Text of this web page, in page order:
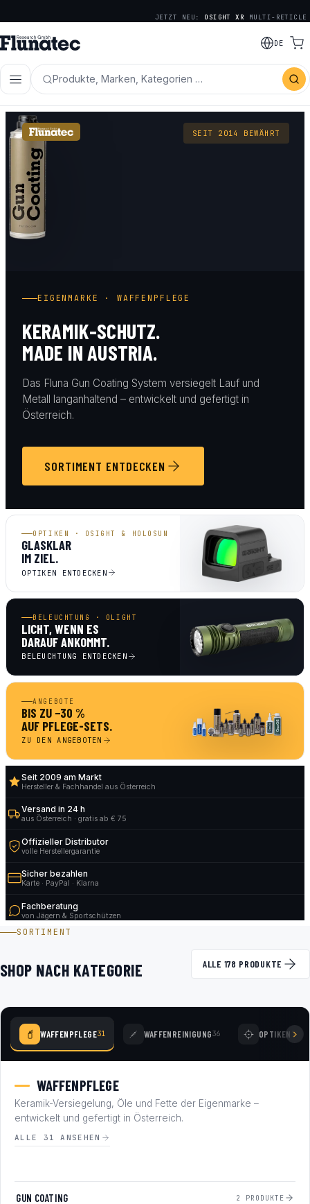
JETZT NEU: OSIGHT XR MULTI-RETICLE
DE
Produkte, Marken, Kategorien …
EIGENMARKE · WAFFENPFLEGE
KERAMIK-SCHUTZ.
MADE IN AUSTRIA.
Das Fluna Gun Coating System versiegelt Lauf und
Metall langanhaltend – entwickelt und gefertigt in
Österreich.
SORTIMENT ENTDECKEN
SEIT 2014 BEWÄHRT
OPTIKEN · OSIGHT & HOLOSUN
GLASKLAR
IM ZIEL.
OPTIKEN ENTDECKEN
BELEUCHTUNG · OLIGHT
LICHT, WENN ES
DARAUF ANKOMMT.
BELEUCHTUNG ENTDECKEN
ANGEBOTE
BIS ZU −30 %
AUF PFLEGE-SETS.
ZU DEN ANGEBOTEN
Seit 2009 am Markt
Hersteller & Fachhandel aus Österreich
Versand in 24 h
aus Österreich · gratis ab € 75
Offizieller Distributor
volle Herstellergarantie
Sicher bezahlen
Karte · PayPal · Klarna
Fachberatung
von Jägern & Sportschützen
SORTIMENT
SHOP NACH KATEGORIE ALLE 178 PRODUKTE
WAFFENPFLEGE31 WAFFENREINIGUNG36 OPTIKEN 77
WAFFENPFLEGE
Keramik-Versiegelung, Öle und Fette der Eigenmarke –
entwickelt und gefertigt in Österreich.
ALLE 31 ANSEHEN
GUN COATING 2 PRODUKTE